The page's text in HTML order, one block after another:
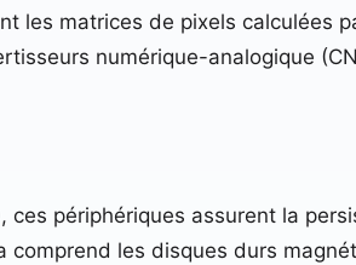
les matrices de pixels calculées
numérique-analogique
ces périphériques assurent la
les disques durs